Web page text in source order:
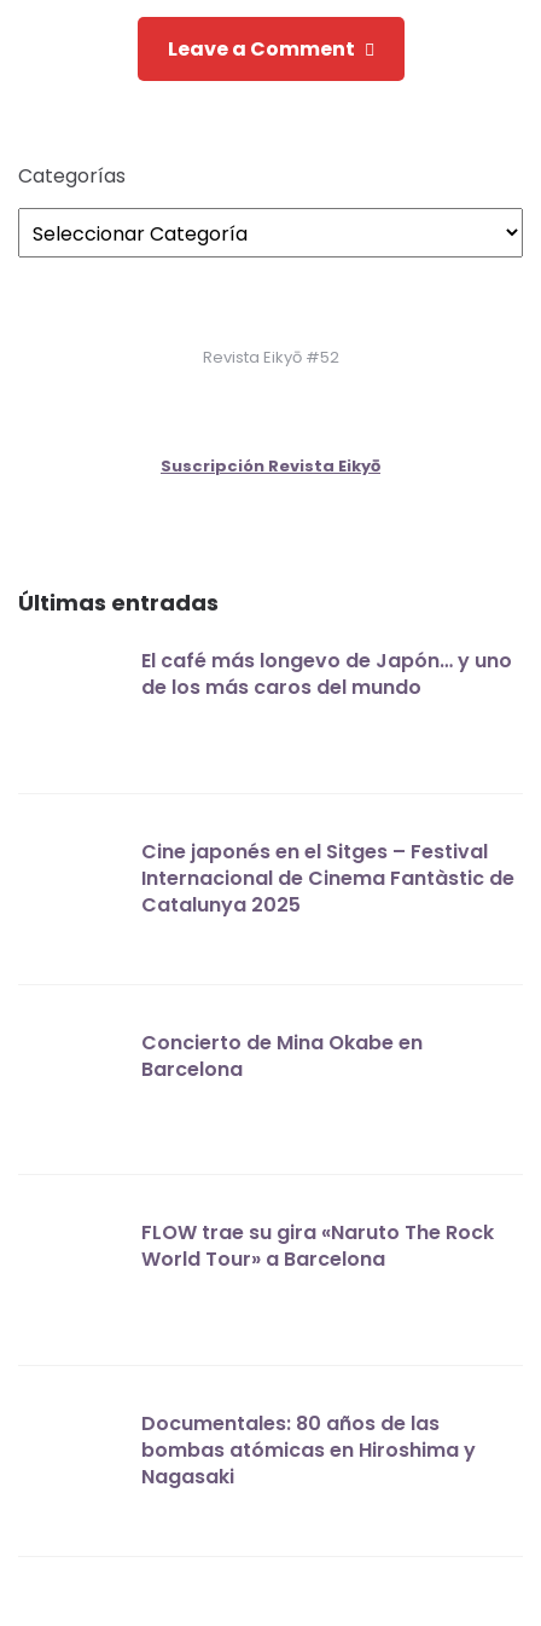
Leave a Comment
Categorías
Revista Eikyō #52
Suscripción Revista Eikyō
Últimas entradas
El café más longevo de Japón… y uno
de los más caros del mundo
Cine japonés en el Sitges – Festival
Internacional de Cinema Fantàstic de
Catalunya 2025
Concierto de Mina Okabe en
Barcelona
FLOW trae su gira «Naruto The Rock
World Tour» a Barcelona
Documentales: 80 años de las
bombas atómicas en Hiroshima y
Nagasaki